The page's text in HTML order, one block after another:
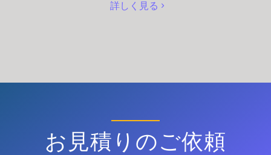
詳しく見る
お見積りのご依頼